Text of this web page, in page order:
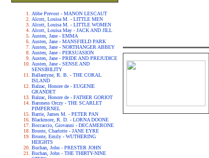
Abbe Prevost - MANON LESCAUT
Alcott, Louisa M. - LITTLE MEN
Alcott, Louisa M. - LITTLE WOMEN
Alcott, Louisa May - JACK AND JILL
Austen, Jane - EMMA
Austen, Jane - MANSFIELD PARK
Austen, Jane - NORTHANGER ABBEY
Austen, Jane - PERSUASION
Austen, Jane - PRIDE AND PREJUDICE
Austen, Jane - SENSE AND
SENSIBILITY
Ballantyne, R. B. - THE CORAL
ISLAND
Balzac, Honore de - EUGENIE
GRANDET
Balzac, Honore de - FATHER GORIOT
Baroness Orczy - THE SCARLET
PIMPERNEL
Barrie, James M. - PETER PAN
Blackmore, R. D. - LORNA DOONE
Boccaccio, Giovanni - DECAMERONE
Bronte, Charlotte - JANE EYRE
Bronte, Emily - WUTHERING
HEIGHTS
Buchan, John - PRESTER JOHN
Buchan, John - THE THIRTY-NINE